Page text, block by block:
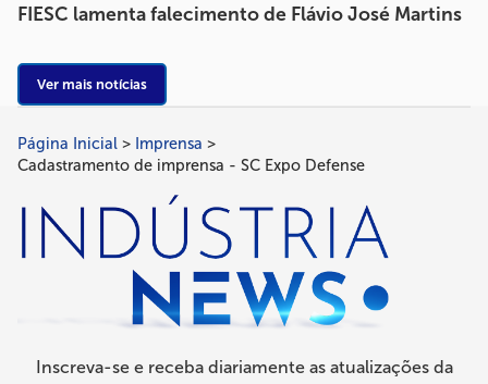
FIESC lamenta falecimento de Flávio José Martins
Ver mais notícias
Trilha
navegação
Página Inicial
Imprensa
Cadastramento de imprensa - SC Expo Defense
Inscreva-se e receba diariamente as atualizações da